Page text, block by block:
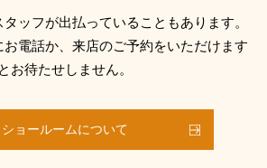
ッフが出払っていることもあります。
電話か、来店のご予約をいただけます
とお待たせしません。
ショールームについて